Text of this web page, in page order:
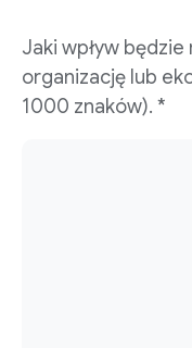
Jaki wpływ będzie
organizację lub
1000 znaków). *